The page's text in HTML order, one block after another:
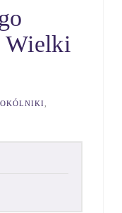
Wielki